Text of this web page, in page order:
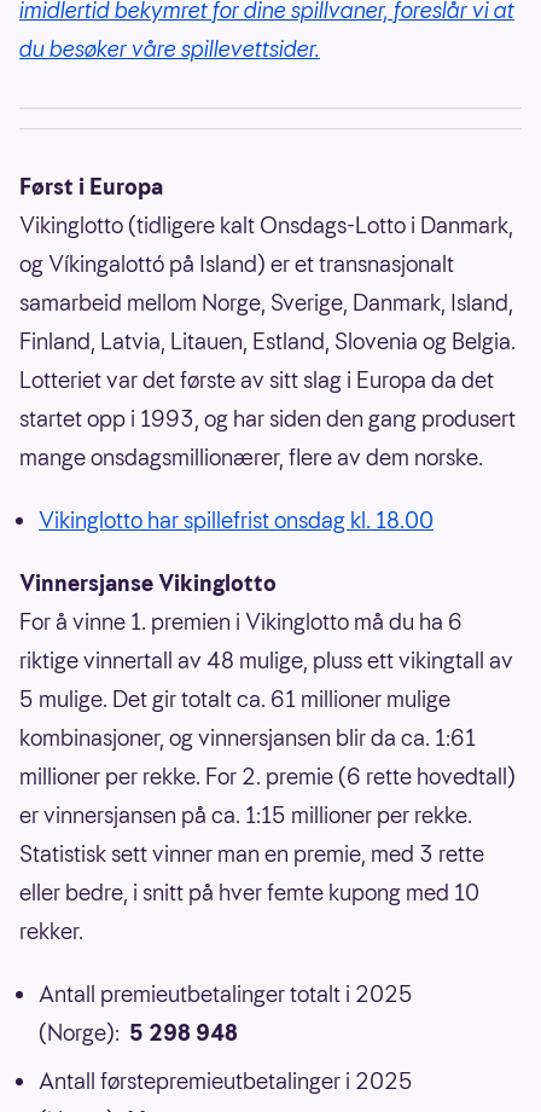
imidlertid bekymret for dine spillvaner, foreslår vi at
du besøker våre spillevettsider.
Først i Europa
Vikinglotto (tidligere kalt Onsdags-Lotto i Danmark,
og Víkingalottó på Island) er et transnasjonalt
samarbeid mellom Norge, Sverige, Danmark, Island,
Finland, Latvia, Litauen, Estland, Slovenia og Belgia.
Lotteriet var det første av sitt slag i Europa da det
startet opp i 1993, og har siden den gang produsert
mange onsdagsmillionærer, flere av dem norske.
Vikinglotto har spillefrist onsdag kl. 18.00
Vinnersjanse Vikinglotto
For å vinne 1. premien i Vikinglotto må du ha 6
riktige vinnertall av 48 mulige, pluss ett vikingtall av
5 mulige. Det gir totalt ca. 61 millioner mulige
kombinasjoner, og vinnersjansen blir da ca. 1:61
millioner per rekke. For 2. premie (6 rette hovedtall)
er vinnersjansen på ca. 1:15 millioner per rekke.
Statistisk sett vinner man en premie, med 3 rette
eller bedre, i snitt på hver femte kupong med 10
rekker.
Antall premieutbetalinger totalt i 2025
(Norge): 5 298 948
Antall førstepremieutbetalinger i 2025